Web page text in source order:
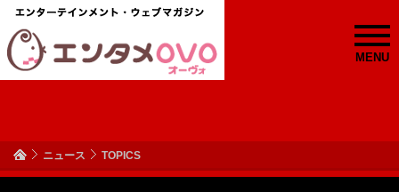
MENU
ニュース TOPICS